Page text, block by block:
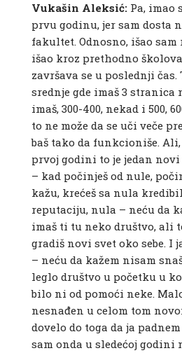
Vukašin Aleksić:Pa, imao
prvu godinu, jer sam dosta
fakultet. Odnosno, išao
išao kroz prethodno
završava se u poslednji čas.
srednje gde imaš 3 stranica
imaš, 300-400, nekad i 500,
to ne može da se uči veče
baš tako da funkcioniše.
prvoj godini to je jedan novi
– kad počinješ od nule,
kažu, krećeš sa nula
reputaciju, nula – neću da
imaš ti tu neko društvo, ali
gradiš novi svet oko sebe. I
– neću da kažem nisam
leglo društvo u početku u
bilo ni od pomoći neke.
nesnađen u celom tom
dovelo do toga da ja
sam onda u sledećoj godini